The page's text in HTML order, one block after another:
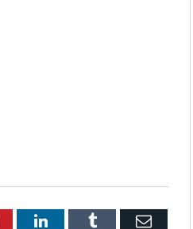
LinkedInTumblr Email